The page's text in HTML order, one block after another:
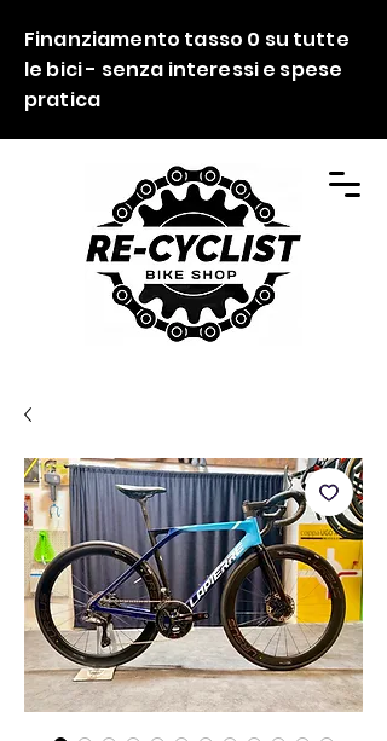
Finanziamento tasso 0 su tutte
le bici - senza interessi e spese
pratica